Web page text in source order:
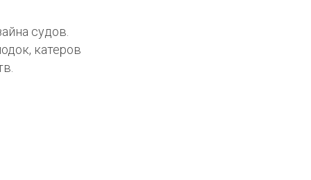
судов.
катеров